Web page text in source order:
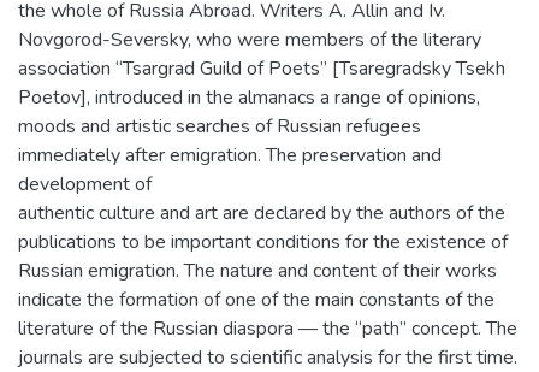
the whole of Russia Abroad. Writers A. Allin and Iv.
Novgorod-Seversky, who were members of the literary
association “Tsargrad Guild of Poets” [Tsaregradsky Tsekh
Poetov], introduced in the almanacs a range of opinions,
moods and artistic searches of Russian refugees
immediately after emigration. The preservation and
development of
authentic culture and art are declared by the authors of the
publications to be important conditions for the existence of
Russian emigration. The nature and content of their works
indicate the formation of one of the main constants of the
literature of the Russian diaspora — the “path” concept. The
journals are subjected to scientific analysis for the first time.